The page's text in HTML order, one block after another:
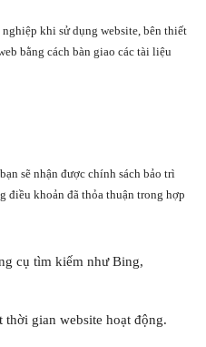
khi sử dụng website, bên thiết
bằng cách bàn giao các tài liệu
sẽ nhận được chính sách bảo trì
điều khoản đã thỏa thuận trong hợp
cụ tìm kiếm như Bing,
gian website hoạt động.